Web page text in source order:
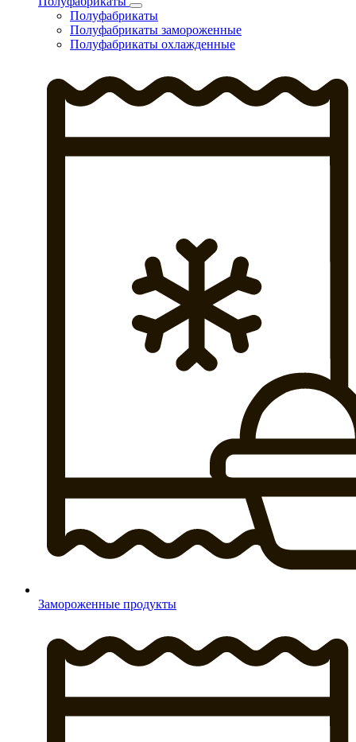
Полуфабрикаты
Полуфабрикаты замороженные
Полуфабрикаты охлажденные
Замороженные продукты